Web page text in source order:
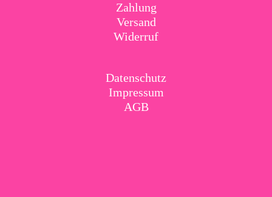
Zahlung
Versand
Widerruf
Datenschutz
Impressum
AGB